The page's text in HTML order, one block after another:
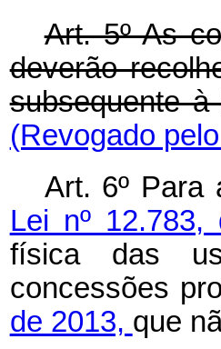
Art. 5ºAs
deverão
subsequente à
(Revogado
Art. 6º Para
Lei nº 12.783,
física das
concessões
de 2013, que